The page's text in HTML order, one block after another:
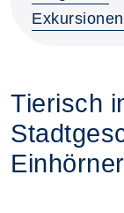
Exkursionen
Tierisch